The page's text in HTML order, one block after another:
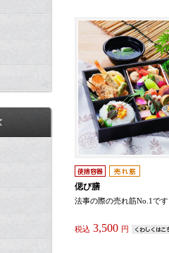
偲び膳
法事の際の売れ筋No.1です
税込 3,500 円